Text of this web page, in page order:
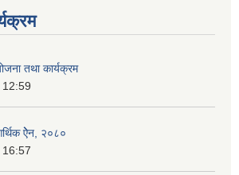
तथा कार्यक्रम
ऐेन, २०८०